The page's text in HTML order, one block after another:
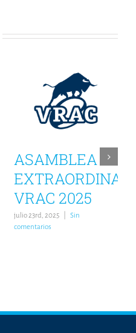
ASAMBLEA
VRAC 2025
julio 23rd, 2025
Sin
comentarios